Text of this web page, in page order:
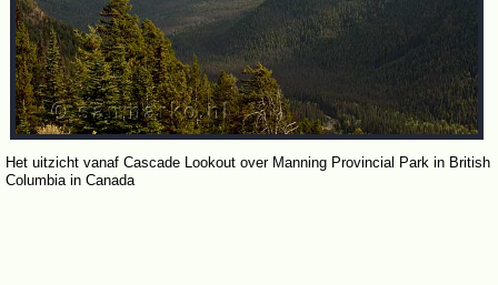
Het uitzicht vanaf Cascade Lookout over Manning Provincial Park in British
Columbia in Canada